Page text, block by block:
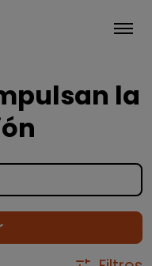
la